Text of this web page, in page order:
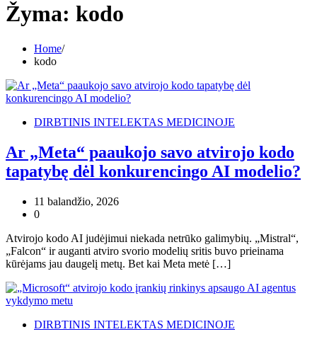
Žyma: kodo
Home
kodo
DIRBTINIS INTELEKTAS MEDICINOJE
Ar „Meta“ paaukojo savo atvirojo kodo
tapatybę dėl konkurencingo AI modelio?
11 balandžio, 2026
0
Atvirojo kodo AI judėjimui niekada netrūko galimybių. „Mistral“,
„Falcon“ ir auganti atviro svorio modelių sritis buvo prieinama
kūrėjams jau daugelį metų. Bet kai Meta metė […]
DIRBTINIS INTELEKTAS MEDICINOJE